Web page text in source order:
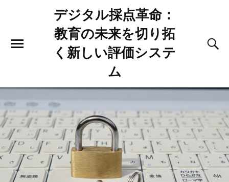
デジタル採点革命：
教育の未来を切り拓
く新しい評価システ
ム